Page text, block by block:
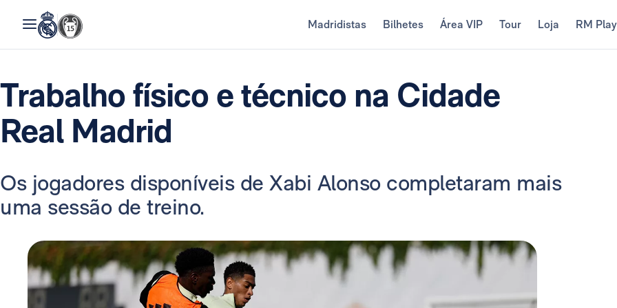
Madridistas Bilhetes Área VIP Tour Loja RM Play
Trabalho físico e técnico na Cidade
Real Madrid
Os jogadores disponíveis de Xabi Alonso completaram mais
uma sessão de treino.